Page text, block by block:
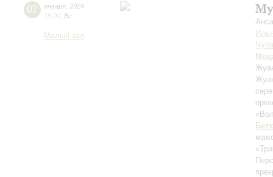
07 января 2024
15:00 Вс
Малый зал